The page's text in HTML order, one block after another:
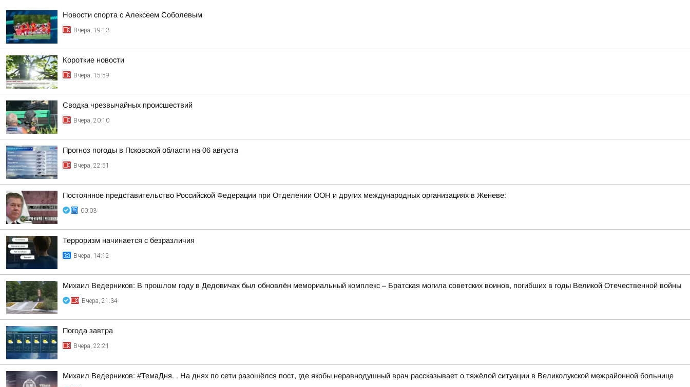
Новости спорта с Алексеем Соболевым
Вчера, 19:13
Короткие новости
Вчера, 15:59
Сводка чрезвычайных происшествий
Вчера, 20:10
Прогноз погоды в Псковской области на 06 августа
Вчера, 22:51
Постоянное представительство Российской Федерации при Отделении ООН и других международных организациях в Женеве:
00:03
Терроризм начинается с безразличия
Вчера, 14:12
Михаил Ведерников: В прошлом году в Дедовичах был обновлён мемориальный комплекс – Братская могила советских воинов, погибших в годы Великой Отечественной войны
Вчера, 21:34
Погода завтра
Вчера, 22:21
Михаил Ведерников: #ТемаДня. . На днях по сети разошёлся пост, где якобы неравнодушный врач рассказывает о тяжёлой ситуации в Великолукской межрайонной больнице